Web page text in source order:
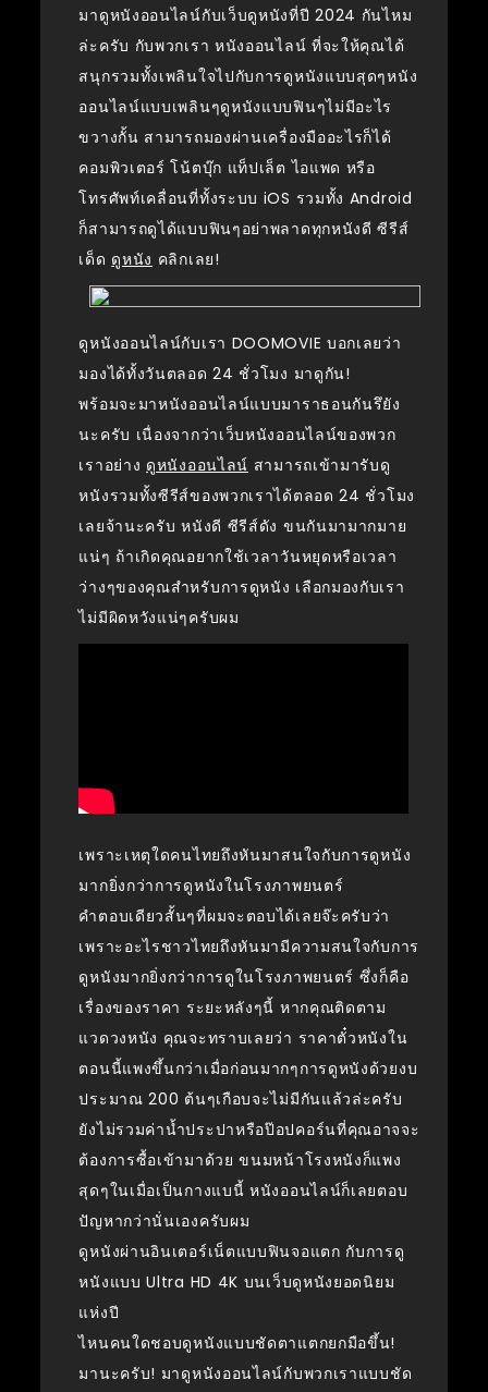
มาดูหนังออนไลน์กับเว็บดูหนังที่ปี 2024 กันไหม
ล่ะครับ กับพวกเรา หนังออนไลน์ ที่จะให้คุณได้
สนุกรวมทั้งเพลินใจไปกับการดูหนังแบบสุดๆหนัง
ออนไลน์แบบเพลินๆดูหนังแบบฟินๆไม่มีอะไร
ขวางกั้น สามารถมองผ่านเครื่องมืออะไรก็ได้
คอมพิวเตอร์ โน้ตบุ๊ก แท็ปเล็ต ไอแพด หรือ
โทรศัพท์เคลื่อนที่ทั้งระบบ iOS รวมทั้ง Android
ก็สามารถดูได้แบบฟินๆอย่าพลาดทุกหนังดี ซีรีส์
เด็ด ดูหนัง คลิกเลย!
ดูหนังออนไลน์กับเรา DOOMOVIE บอกเลยว่า
มองได้ทั้งวันตลอด 24 ชั่วโมง มาดูกัน!
พร้อมจะมาหนังออนไลน์แบบมาราธอนกันรึยัง
นะครับ เนื่องจากว่าเว็บหนังออนไลน์ของพวก
เราอย่าง ดูหนังออนไลน์ สามารถเข้ามารับดู
หนังรวมทั้งซีรีส์ของพวกเราได้ตลอด 24 ชั่วโมง
เลยจ้านะครับ หนังดี ซีรีส์ดัง ขนกันมามากมาย
แน่ๆ ถ้าเกิดคุณอยากใช้เวลาวันหยุดหรือเวลา
ว่างๆของคุณสำหรับการดูหนัง เลือกมองกับเรา
ไม่มีผิดหวังแน่ๆครับผม
เพราะเหตุใดคนไทยถึงหันมาสนใจกับการดูหนัง
มากยิ่งกว่าการดูหนังในโรงภาพยนตร์
คำตอบเดียวสั้นๆที่ผมจะตอบได้เลยจ๊ะครับว่า
เพราะอะไรชาวไทยถึงหันมามีความสนใจกับการ
ดูหนังมากยิ่งกว่าการดูในโรงภาพยนตร์ ซึ่งก็คือ
เรื่องของราคา ระยะหลังๆนี้ หากคุณติดตาม
แวดวงหนัง คุณจะทราบเลยว่า ราคาตั๋วหนังใน
ตอนนี้แพงขึ้นกว่าเมื่อก่อนมากๆการดูหนังด้วยงบ
ประมาณ 200 ต้นๆเกือบจะไม่มีกันแล้วล่ะครับ
ยังไม่รวมค่าน้ำประปาหรือป๊อปคอร์นที่คุณอาจจะ
ต้องการซื้อเข้ามาด้วย ขนมหน้าโรงหนังก็แพง
สุดๆในเมื่อเป็นกางแบนี้ หนังออนไลน์ก็เลยตอบ
ปัญหากว่านั่นเองครับผม
ดูหนังผ่านอินเตอร์เน็ตแบบฟินจอแตก กับการดู
หนังแบบ Ultra HD 4K บนเว็บดูหนังยอดนิยม
แห่งปี
ไหนคนใดชอบดูหนังแบบชัดตาแตกยกมือขึ้น!
มานะครับ! มาดูหนังออนไลน์กับพวกเราแบบชัด